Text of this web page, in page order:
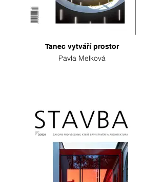
Tanec vytváří prostor
Pavla Melková